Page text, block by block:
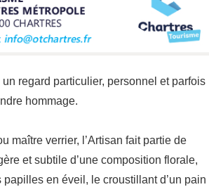
regard particulier, personnel et parfois
hommage.
maître verrier, l’Artisan fait partie de
et subtile d’une composition florale,
papilles en éveil, le croustillant d’un pain